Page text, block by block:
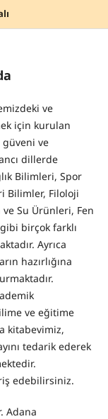
ve
için kurulan
ve
dillerde
Bilimleri, Spor
Bilimler, Filoloji
Su Ürünleri, Fen
birçok farklı
Ayrıca
hazırlığına
ve eğitime
kitabevimiz,
tedarik ederek
edebilirsiniz.
Adana